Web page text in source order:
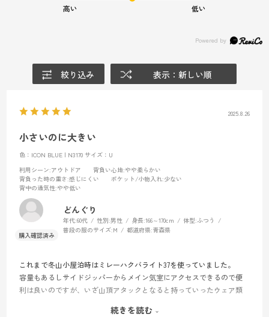
高い 低い
絞り込み 表示：新しい順
2025.8.26
小さいのに大きい
色：ICON BLUE | N3170 サイズ：U
利用シーン:アウトドア 背負い心地:やや柔らかい
背負った時の重さ:感じにくい ポケット/小物入れ:少ない
背中の通気性:やや低い
どんぐり
年代:60代 性別:男性 身長:166～170cm 体型:ふつう
普段の服のサイズ:M 都道府県:青森県
これまで冬山小屋泊時はミレーハクバライト37を使っていました。
容量もあるしサイドジッパーからメイン気室にアクセスできるので便
利は良いのですが、いざ山頂アタックとなると持っていったウェア類
続きを読む